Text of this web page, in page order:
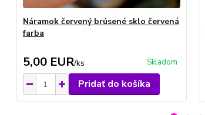
Náramok červený brúsené sklo červená
farba
5,00 EUR/ks Skladom
Pridať do košíka